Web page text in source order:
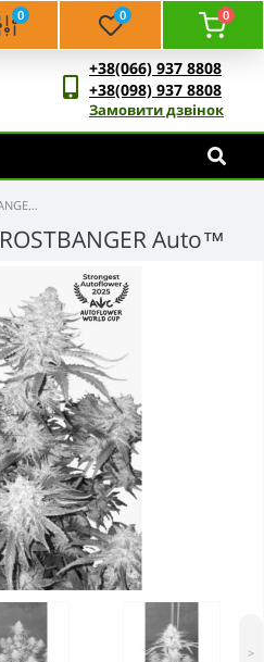
0 0 0
+38(066) 937 8808
+38(098) 937 8808
Замовити дзвінок
Auto™
Auto™
>